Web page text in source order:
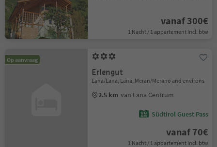
vanaf 300€
1 Nacht / 1 appartement Incl. btw
Op aanvraag
Erlengut
Lana/Lana, Lana, Meran/Merano and environs
2.5 km van Lana Centrum
Südtirol Guest Pass
vanaf 70€
1 Nacht / 1 appartement Incl. btw